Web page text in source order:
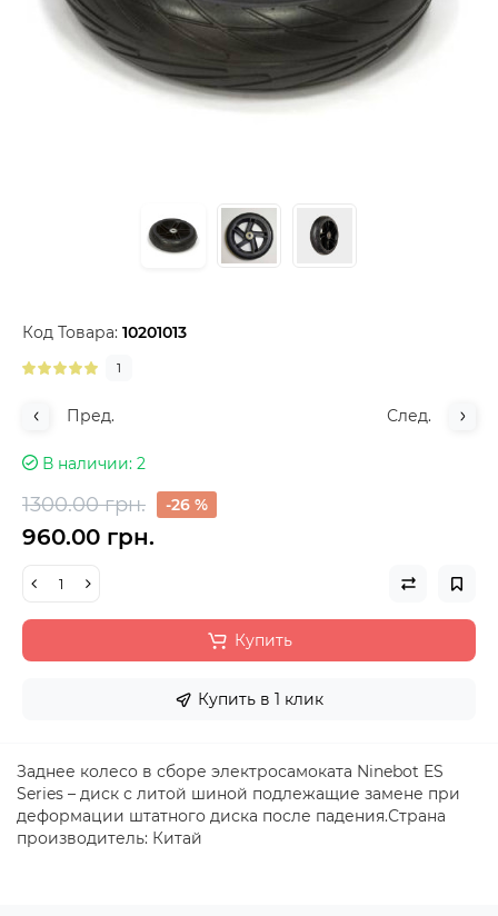
Код Товара: 10201013
1
Пред. След.
В наличии 2
1300.00 грн. -26 %
960.00 грн.
Купить
Купить в 1 клик
Заднее колесо в сборе электросамоката Ninebot ES
Series – диск с литой шиной подлежащие замене при
деформации штатного диска после падения.Страна
производитель: Китай